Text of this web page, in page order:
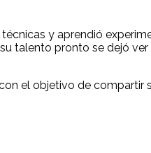
y aprendió
talento pronto se dejó
el objetivo de compartir